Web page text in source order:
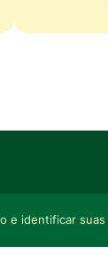
e identificar